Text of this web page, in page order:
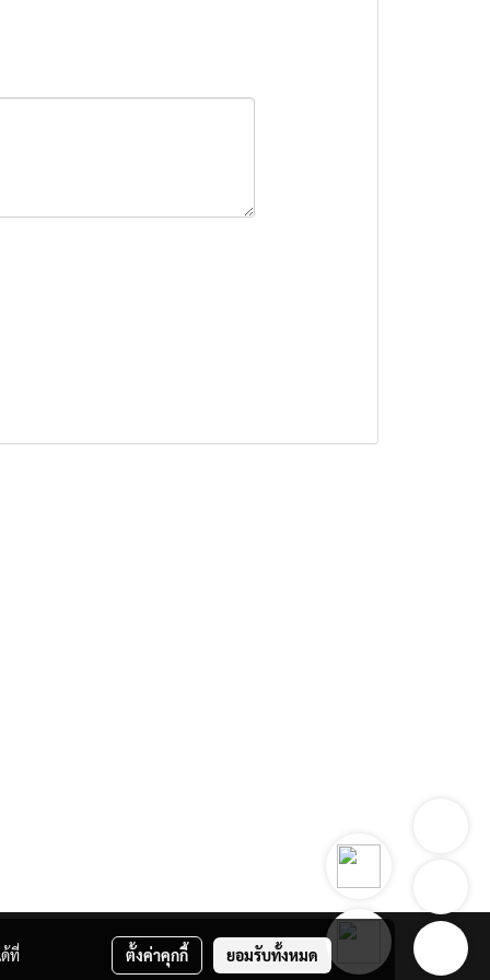
ที่ ตั้งค่าคุกกี้ ยอมรับทั้งหมด